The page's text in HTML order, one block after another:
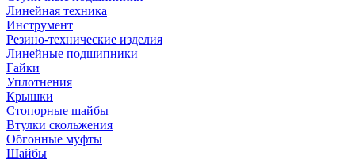
Линейная техника
Инструмент
Резино-технические изделия
Линейные подшипники
Гайки
Уплотнения
Крышки
Стопорные шайбы
Втулки скольжения
Обгонные муфты
Шайбы